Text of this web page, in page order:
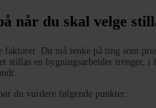
når du skal velge
faktorer. Du må tenke på ting som
stillas en bygningsarbeider trenger,
bør du vurdere følgende punkter: